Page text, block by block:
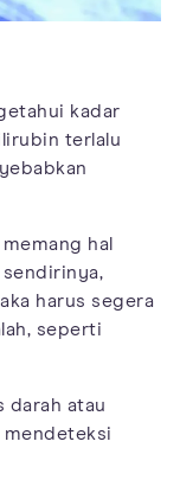
kadar
terlalu
hal
harus segera
seperti
darah atau
mendeteksi